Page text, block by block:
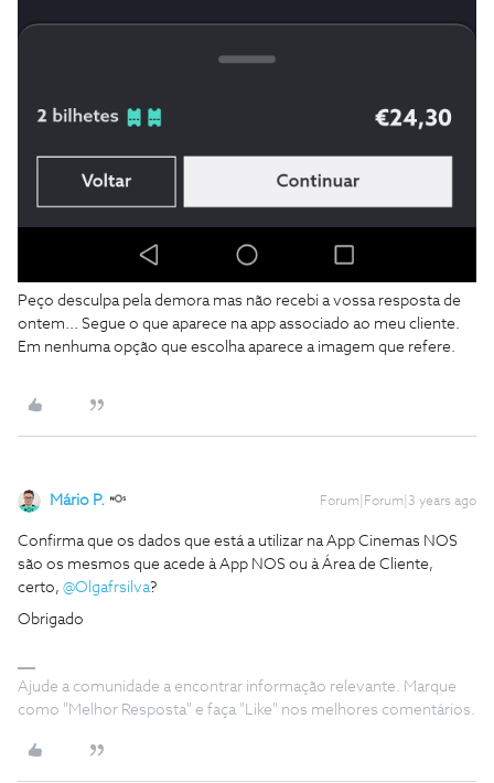
Peço desculpa pela demora mas não recebi a vossa resposta de
ontem... Segue o que aparece na app associado ao meu cliente.
Em nenhuma opção que escolha aparece a imagem que refere.
Mário P. Forum|Forum|3 years ago
Confirma que os dados que está a utilizar na App Cinemas NOS
são os mesmos que acede à App NOS ou à Área de Cliente,
certo, @Olgafrsilva?
Obrigado
Ajude a comunidade a encontrar informação relevante. Marque
como "Melhor Resposta" e faça "Like" nos melhores comentários.